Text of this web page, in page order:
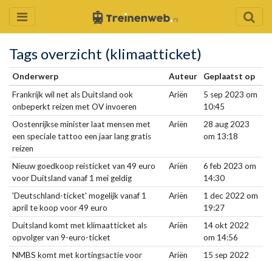
Tags overzicht (klimaatticket)
Onderwerp Auteur
Geplaatst op
Frankrijk wil net als Duitsland ook
onbeperkt reizen met OV invoeren
Ariën
5 sep 2023 om
10:45
Oostenrijkse minister laat mensen met
een speciale tattoo een jaar lang gratis
reizen
Ariën
28 aug 2023
om 13:18
Nieuw goedkoop reisticket van 49 euro
voor Duitsland vanaf 1 mei geldig
Ariën
6 feb 2023 om
14:30
'Deutschland-ticket' mogelijk vanaf 1
april te koop voor 49 euro
Ariën
1 dec 2022 om
19:27
Duitsland komt met klimaatticket als
opvolger van 9-euro-ticket
Ariën
14 okt 2022
om 14:56
NMBS komt met kortingsactie voor
Ariën
15 sep 2022